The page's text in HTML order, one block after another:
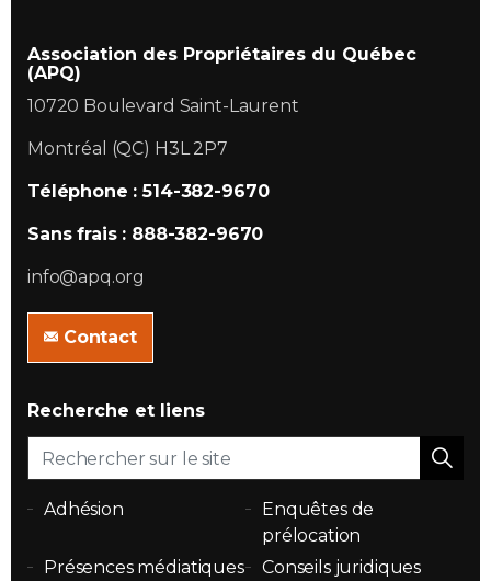
Association des Propriétaires du Québec
(APQ)
10720 Boulevard Saint-Laurent
Montréal (QC) H3L 2P7
Téléphone : 514-382-9670
Sans frais : 888-382-9670
info@apq.org
Contact
Recherche et liens
Adhésion
Enquêtes de
prélocation
Présences médiatiques
Conseils juridiques